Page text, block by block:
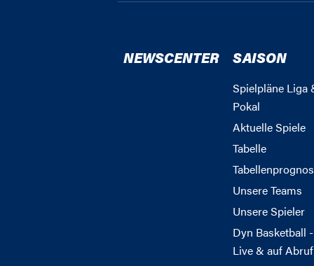
NEWSCENTER SAISON
Spielpläne Liga
Pokal
Aktuelle Spiele
Tabelle
Unsere Teams
Unsere Spieler
Dyn Basketball -
Live & auf Abruf